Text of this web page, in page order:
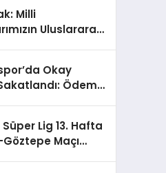
Milli
Uluslararası
Okay
Ödem
Lig 13. Hafta
Maçı